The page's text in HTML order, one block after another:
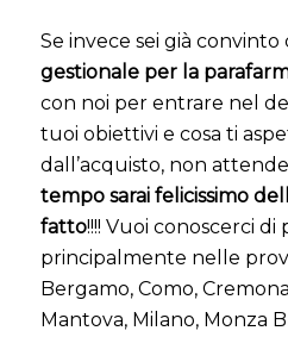
Se invece sei già convinto
gestionale per la
con noi per entrare nel
tuoi obiettivi e cosa ti
dall’acquisto, non
tempo sarai felicissimo
fatto!!!! Vuoi conoscerci
principalmente nelle
Bergamo, Como,
Mantova, Milano, Monza